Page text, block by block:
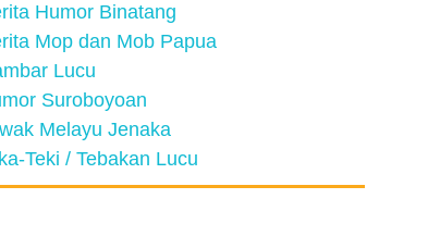
Humor Binatang
Mop dan Mob Papua
Lucu
Suroboyoan
Melayu Jenaka
Teki / Tebakan Lucu